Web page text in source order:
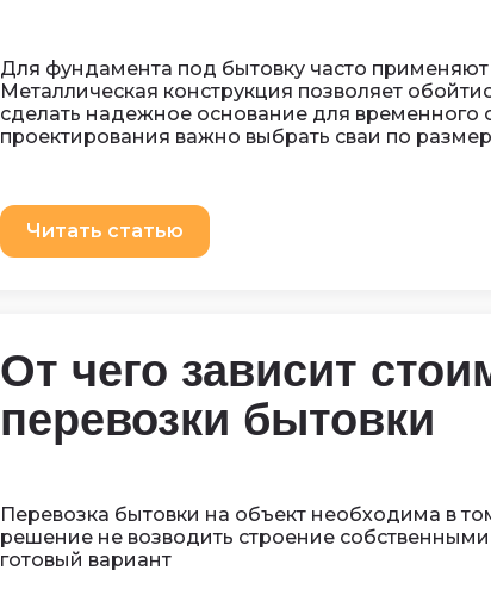
Для фундамента под бытовку часто применяют
Металлическая конструкция позволяет
сделать надежное основание для временного
проектирования важно выбрать сваи по
Читать статью
От чего зависит
перевозки бытовки
Перевозка бытовки на объект необходима в
решение не возводить строение
готовый вариант